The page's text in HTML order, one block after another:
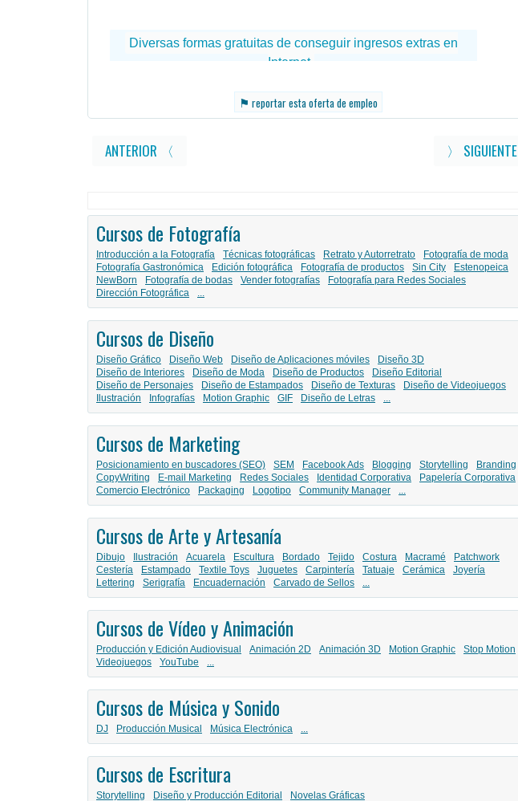
⚑ reportar esta oferta de empleo
ANTERIOR 〈 〉 SIGUIENTE
Cursos de Fotografía
Introducción a la Fotografía Técnicas fotográficas Retrato y Autorretrato
Fotografía de moda
Fotografía Gastronómica
Edición fotográfica Fotografía de productos Sin City
Estenopeica
NewBorn
Fotografía de bodas Vender fotografías
Fotografía para Redes Sociales
Dirección Fotográfica
...
Cursos de Diseño
Diseño Gráfico Diseño Web Diseño de Aplicaciones móviles
Diseño 3D
Diseño de Interiores
Diseño de Moda Diseño de Productos
Diseño Editorial
Diseño de Personajes
Diseño de Estampados Diseño de Texturas
Diseño de Videojuegos
Ilustración
Infografías Motion Graphic GIF Diseño de Letras ...
Cursos de Marketing
Posicionamiento en buscadores (SEO) SEM Facebook Ads Blogging Storytelling
Branding
CopyWriting
E-mail Marketing Redes Sociales Identidad Corporativa
Papelería Corporativa
Comercio Electrónico
Packaging Logotipo Community Manager ...
Cursos de Arte y Artesanía
Dibujo Ilustración Acuarela Escultura Bordado Tejido Costura Macramé
Patchwork
Cestería
Estampado Textile Toys Juguetes Carpintería Tatuaje Cerámica
Joyería
Lettering
Serigrafía Encuadernación Carvado de Sellos ...
Cursos de Vídeo y Animación
Producción y Edición Audiovisual Animación 2D Animación 3D Motion Graphic
Stop Motion
Videojuegos
YouTube ...
Cursos de Música y Sonido
DJ Producción Musical Música Electrónica ...
Cursos de Escritura
Storytelling Diseño y Producción Editorial Novelas Gráficas